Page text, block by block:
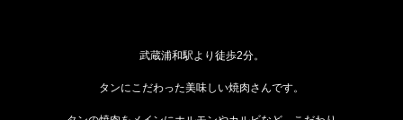
武蔵浦和駅より徒歩2分。
タンにこだわった美味しい焼肉さんです。